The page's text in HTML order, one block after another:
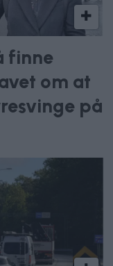
finne
om at
på